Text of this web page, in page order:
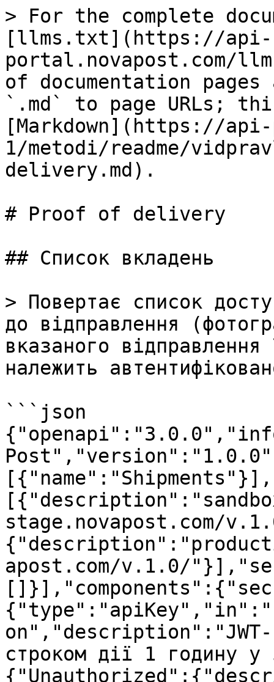
> For the complete
[llms.txt](https://api-
portal.novapost.com/
of documentation
`.md` to page URLs;
[Markdown](https://
1/metodi/readme/
delivery.md).
# Proof of delivery
## Список вкладень
> Повертає список
до відправлення
вказаного
належить
```json
stage.novapost.com/
apost.com/v.1.0/
on","description":"JWT-
строком дії 1 годину